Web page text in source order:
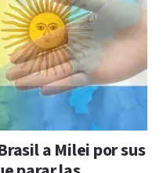
a Milei por sus